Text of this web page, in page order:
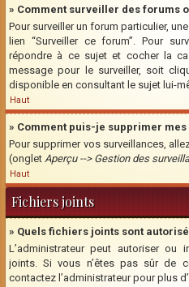
» Comment surveiller des forums
Pour surveiller un forum particulier,
lien “Surveiller ce forum”. Pour
répondre à ce sujet et cocher la
message pour le surveiller, soit
disponible en consultant le sujet lui-
Haut
» Comment puis-je supprimer
Pour supprimer vos surveillances,
(onglet Aperçu --> Gestion des
Haut
Fichiers joints
» Quels fichiers joints sont
L’administrateur peut autoriser ou
joints. Si vous n’êtes pas sûr de
contactez l’administrateur pour plus